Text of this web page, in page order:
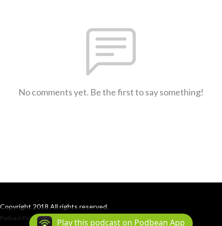
No comments yet. Be the first to say something!
Copyright 2018 All rights reserved.
Podcast Powered By Podbean
Play this podcast on Podbean App